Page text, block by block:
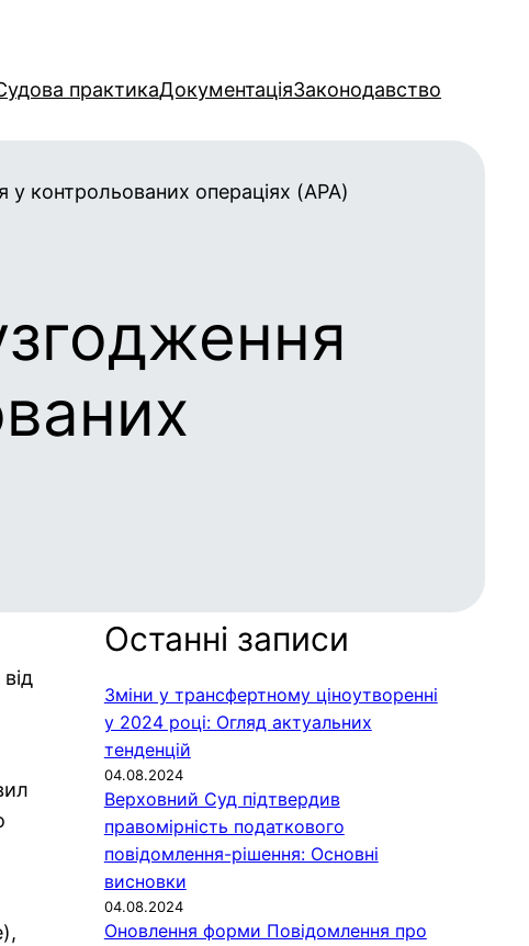
практикаДокументаціяЗаконодавство
контрольованих операціях (APA)
Останні записи
Зміни у трансфертному ціноутворенні
у 2024 році: Огляд актуальних
тенденцій
04.08.2024
Верховний Суд підтвердив
правомірність податкового
повідомлення-рішення: Основні
висновки
04.08.2024
Оновлення форми Повідомлення про